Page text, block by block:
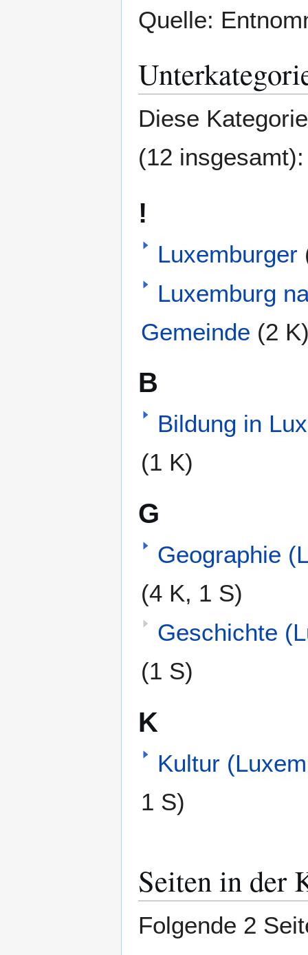
Quelle:
Diese
(12 insgesamt):
!
Luxemburger
Luxemburg
Gemeinde (2
B
Bildung in
(1 K)
G
Geographie
(4 K, 1 S)
Geschichte
(1 S)
K
Kultur
1 S)
Seiten in der
Folgende 2